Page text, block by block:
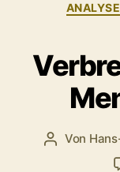
ANALYSE
Von